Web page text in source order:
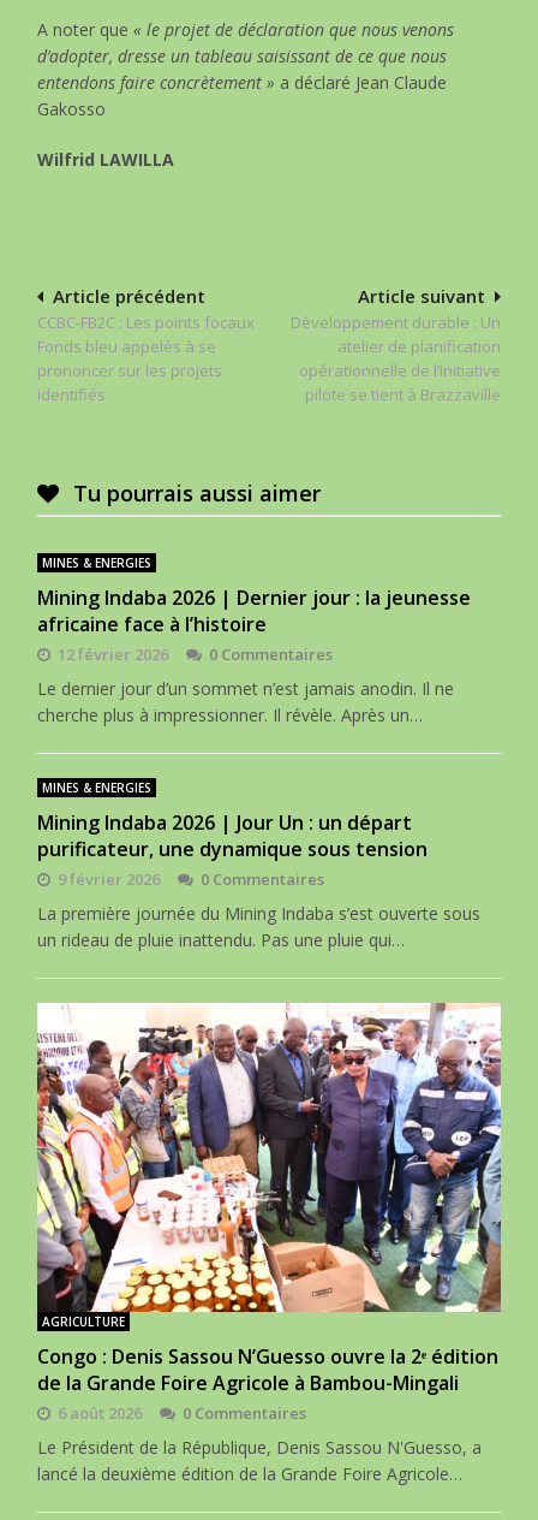
A noter que« le projet de déclaration que nous venons
d’adopter, dresse un tableau saisissant de ce que nous
entendons faire concrètement » a déclaré Jean Claude
Gakosso
Wilfrid LAWILLA
Navigation
de
l’article
Article suivant
Développement durable : Un
atelier de planification
opérationnelle de l’initiative
pilote se tient à Brazzaville
Article précédent
CCBC-FB2C : Les points focaux
Fonds bleu appelés à se
prononcer sur les projets
identifiés
Tu pourrais aussi aimer
MINES & ENERGIES
Mining Indaba 2026 | Dernier jour : la jeunesse
africaine face à l’histoire
12 février 2026 0 Commentaires
Le dernier jour d’un sommet n’est jamais anodin. Il ne
cherche plus à impressionner. Il révèle. Après un…
MINES & ENERGIES
Mining Indaba 2026 | Jour Un : un départ
purificateur, une dynamique sous tension
9 février 2026 0 Commentaires
La première journée du Mining Indaba s’est ouverte sous
un rideau de pluie inattendu. Pas une pluie qui…
AGRICULTURE
Congo : Denis Sassou N’Guesso ouvre la 2ᵉ édition
de la Grande Foire Agricole à Bambou-Mingali
6 août 2026 0 Commentaires
Le Président de la République, Denis Sassou N'Guesso, a
lancé la deuxième édition de la Grande Foire Agricole…